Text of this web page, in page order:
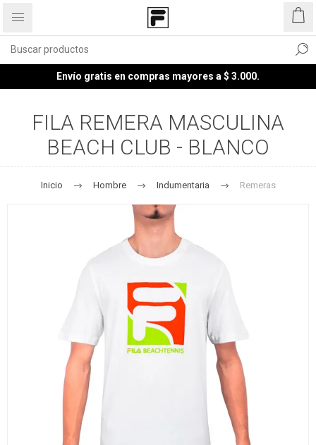
Envío gratis en compras mayores a $ 3.000.
FILA REMERA MASCULINA
BEACH CLUB - BLANCO
Inicio Hombre Indumentaria Remeras